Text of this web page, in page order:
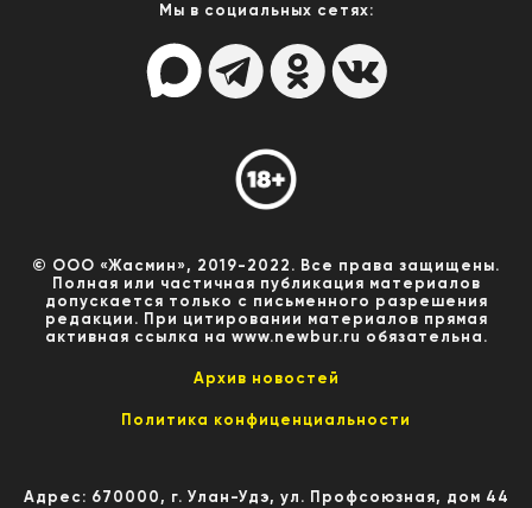
Мы в социальных сетях:
© ООО «Жасмин», 2019-2022. Все права защищены.
Полная или частичная публикация материалов
допускается только с письменного разрешения
редакции. При цитировании материалов прямая
активная ссылка на www.newbur.ru обязательна.
Архив новостей
Политика конфиценциальности
Адрес: 670000, г. Улан-Удэ, ул. Профсоюзная, дом 44